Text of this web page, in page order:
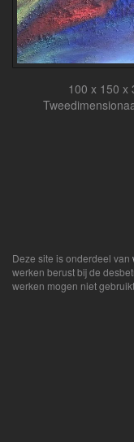
100 x 150 x
Deze site is onderdeel van
werken berust bij de
werken mogen niet